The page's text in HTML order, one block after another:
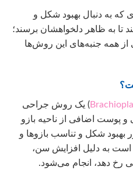
که به دنبال بهبود شکل و
به ظاهر دلخواهشان برسند؛
از همه جنبه‌های این روش‌ها
) یک روش جراحی
پوست اضافی از ناحیه بازو
بهبود شکل و تناسب بازوها و
به دلیل افزایش سن،
رخ دهد، انجام می‌شود.